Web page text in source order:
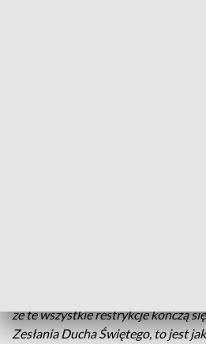
że te wszystkie restrykcje kończą
Zesłania Ducha Świętego, to jest